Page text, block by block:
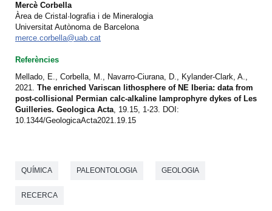
Mercè Corbella
Àrea de Cristal·lografia i de Mineralogia
Universitat Autònoma de Barcelona
merce.corbella@uab.cat
Referències
Mellado, E., Corbella, M., Navarro-Ciurana, D., Kylander-Clark, A.,
2021. The enriched Variscan lithosphere of NE Iberia: data from
post-collisional Permian calc-alkaline lamprophyre dykes of Les
Guilleries. Geologica Acta, 19.15, 1-23. DOI:
10.1344/GeologicaActa2021.19.15
QUÍMICA PALEONTOLOGIA GEOLOGIA
RECERCA